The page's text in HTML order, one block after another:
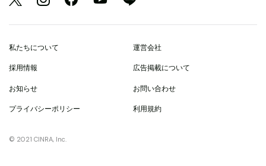
私たちについて 運営会社
採用情報 広告掲載について
お知らせ お問い合わせ
プライバシーポリシー 利用規約
© 2021 CINRA, Inc.